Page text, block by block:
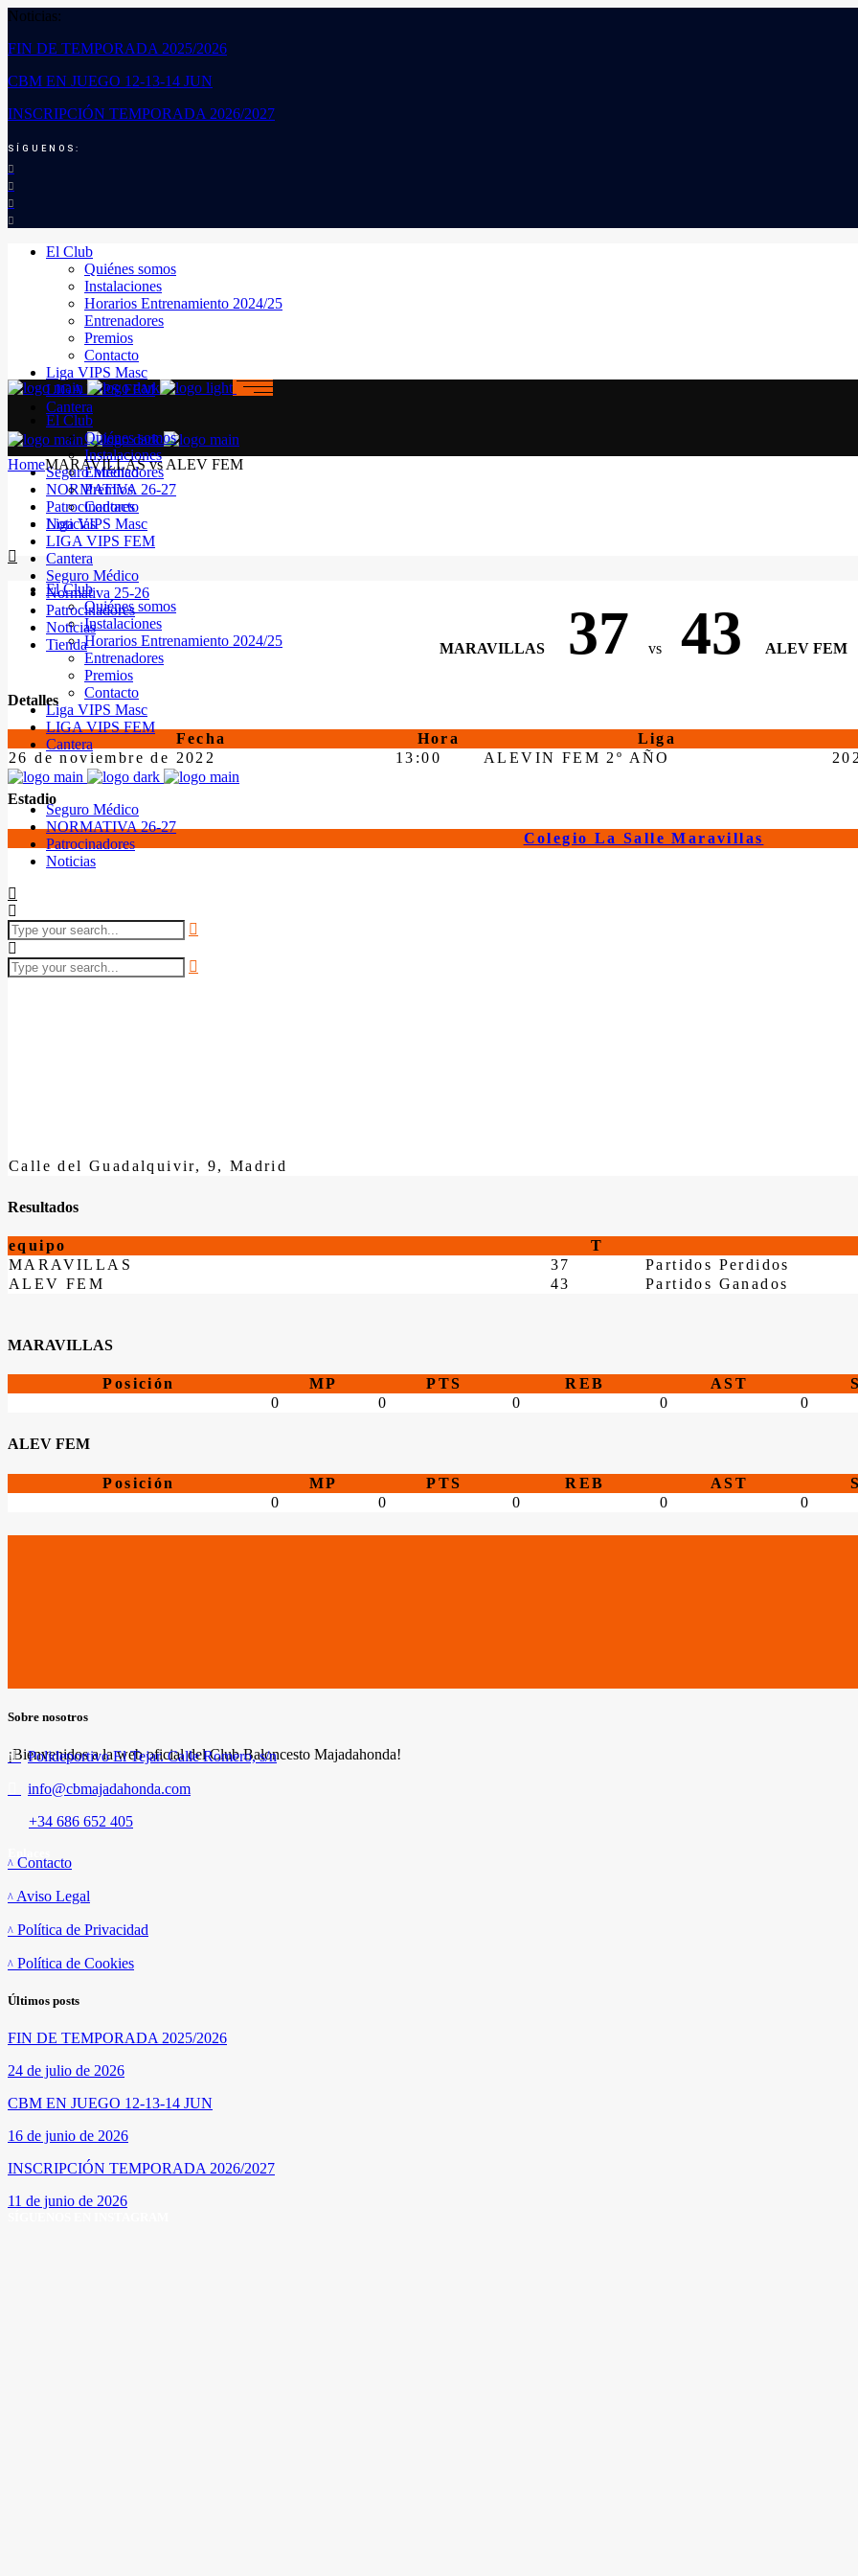
Noticias:
FIN DE TEMPORADA 2025/2026
CBM EN JUEGO 12-13-14 JUN
INSCRIPCIÓN TEMPORADA 2026/2027
SÍGUENOS:
El Club
Quiénes somos
Instalaciones
Horarios Entrenamiento 2024/25
Entrenadores
Premios
Contacto
Liga VIPS Masc
LIGA VIPS FEM
Cantera
Seguro Médico
NORMATIVA 26-27
Patrocinadores
Noticias
El Club
Quiénes somos
Instalaciones
Horarios Entrenamiento 2024/25
Entrenadores
Premios
Contacto
Liga VIPS Masc
LIGA VIPS FEM
Cantera
Seguro Médico
NORMATIVA 26-27
Patrocinadores
Noticias
El Club
Quiénes somos
Instalaciones
Entrenadores
Premios
Contacto
Liga VIPS Masc
LIGA VIPS FEM
Cantera
Seguro Médico
Normativa 25-26
Patrocinadores
Noticias
Tienda
HomeMARAVILLAS vs ALEV FEM
MARAVILLAS 37 vs 43 ALEV FEM
Detalles
Fecha Hora Liga
26 de noviembre de 2022
13:00 ALEVIN FEM 2º AÑO
Estadio
Colegio La Salle Maravillas
Calle del Guadalquivir, 9, Madrid
Resultados
equipo T
MARAVILLAS
37
Partidos Perdidos
ALEV FEM
43 Partidos Ganados
MARAVILLAS
Posición MP PTS REB AST
0
0 0 0 0
ALEV FEM
Posición MP PTS REB AST
0
0 0 0 0
Sobre nosotros
¡Bienvenidos a la web oficial del Club Baloncesto Majadahonda!
Polideportivo El Tejar. Calle Romero, s/n
info@cbmajadahonda.com
+34 686 652 405
Contacto
Aviso Legal
Política de Privacidad
Política de Cookies
Últimos posts
FIN DE TEMPORADA 2025/2026
24 de julio de 2026
CBM EN JUEGO 12-13-14 JUN
16 de junio de 2026
INSCRIPCIÓN TEMPORADA 2026/2027
11 de junio de 2026